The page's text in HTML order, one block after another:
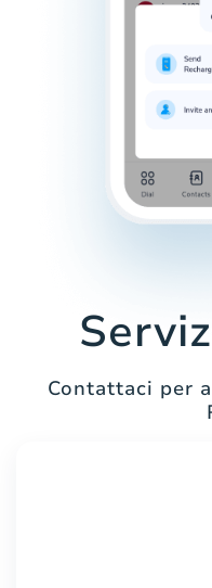
Contattaci per